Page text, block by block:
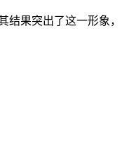
结果突出了这一形象，